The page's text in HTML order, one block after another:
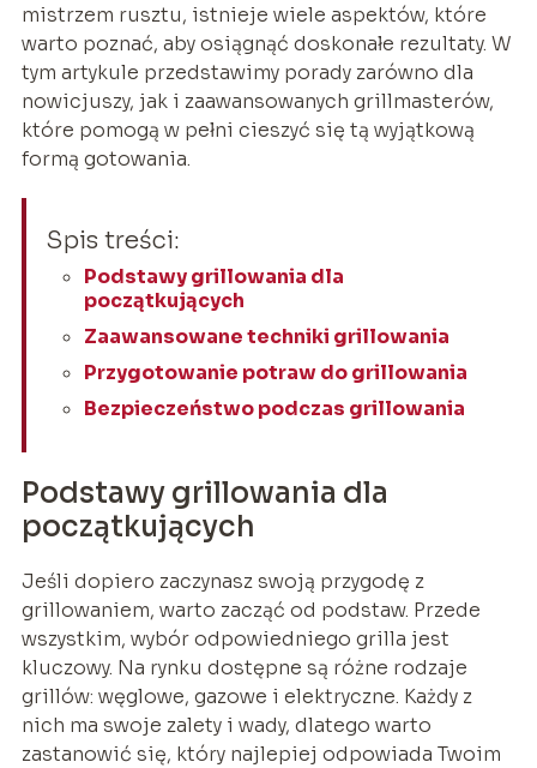
mistrzem rusztu, istnieje wiele aspektów, które
warto poznać, aby osiągnąć doskonałe rezultaty. W
tym artykule przedstawimy porady zarówno dla
nowicjuszy, jak i zaawansowanych grillmasterów,
które pomogą w pełni cieszyć się tą wyjątkową
formą gotowania.
Spis treści:
Podstawy grillowania dla
początkujących
Zaawansowane techniki grillowania
Przygotowanie potraw do grillowania
Bezpieczeństwo podczas grillowania
Podstawy grillowania dla
początkujących
Jeśli dopiero zaczynasz swoją przygodę z
grillowaniem, warto zacząć od podstaw. Przede
wszystkim, wybór odpowiedniego grilla jest
kluczowy. Na rynku dostępne są różne rodzaje
grillów: węglowe, gazowe i elektryczne. Każdy z
nich ma swoje zalety i wady, dlatego warto
zastanowić się, który najlepiej odpowiada Twoim